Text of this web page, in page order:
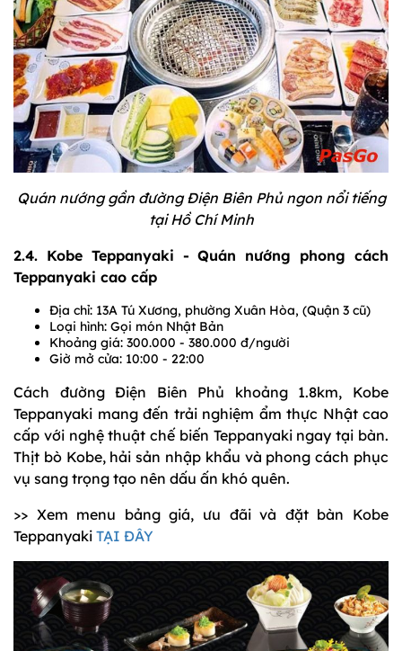
Quán nướng gần đường Điện Biên Phủ ngon nổi tiếng
tại Hồ Chí Minh
2.4. Kobe Teppanyaki - Quán nướng phong cách
Teppanyaki cao cấp
Địa chỉ: 13A Tú Xương, phường Xuân Hòa, (Quận 3 cũ)
Loại hình: Gọi món Nhật Bản
Khoảng giá: 300.000 - 380.000 đ/người
Giờ mở cửa: 10:00 - 22:00
Cách đường Điện Biên Phủ khoảng 1.8km, Kobe
Teppanyaki mang đến trải nghiệm ẩm thực Nhật cao
cấp với nghệ thuật chế biến Teppanyaki ngay tại bàn.
Thịt bò Kobe, hải sản nhập khẩu và phong cách phục
vụ sang trọng tạo nên dấu ấn khó quên.
>> Xem menu bảng giá, ưu đãi và đặt bàn Kobe
Teppanyaki TẠI ĐÂY